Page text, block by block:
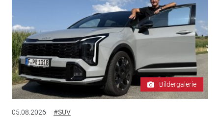
Bildergalerie
05.08.2026 #SUV